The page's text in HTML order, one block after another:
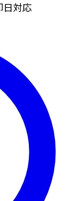
日対応